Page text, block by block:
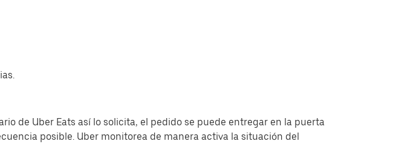
de Uber Eats así lo solicita, el pedido se puede entregar en la puerta
posible. Uber monitorea de manera activa la situación del